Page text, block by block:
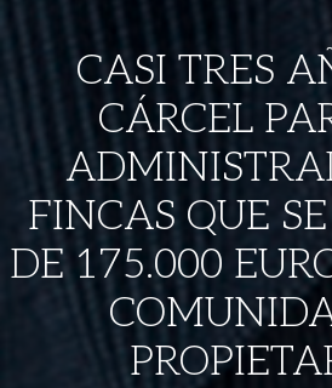
CASI TRES
CÁRCEL
FINCAS QUE
DE 175.000